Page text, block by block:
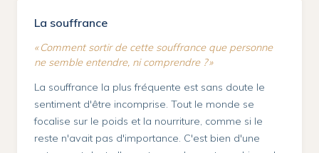
La souffrance
« Comment sortir de cette souffrance que personne
ne semble entendre, ni comprendre ? »
La souffrance la plus fréquente est sans doute le
sentiment d'être incomprise. Tout le monde se
focalise sur le poids et la nourriture, comme si le
reste n'avait pas d'importance. C'est bien d'une